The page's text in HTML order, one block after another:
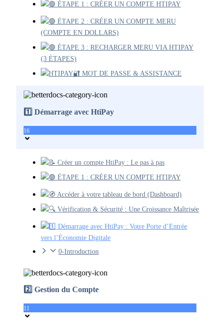
🟢 ÉTAPE 1 : CRÉER UN COMPTE HTIPAY
🟢 ÉTAPE 2 : CRÉER UN COMPTE MERU
(COMPTE EN DOLLARS)
🟢 ÉTAPE 3 : RECHARGER MERU VIA HTIPAY
(3 ÉTAPES)
HTIPAY🔐 MOT DE PASSE & ASSISTANCE
1️⃣ Démarrage avec HtiPay
16
📝 Créer un compte HtiPay : Le pas à pas
🟢 ÉTAPE 1 : CRÉER UN COMPTE HTIPAY
🧭 Accéder à votre tableau de bord (Dashboard)
🔍 Vérification & Sécurité : Une Croissance Maîtrisée
1️⃣ Démarrage avec HtiPay : Votre Porte d’Entrée
vers l’Économie Digitale
0-Introduction
2️⃣ Gestion du Compte
11